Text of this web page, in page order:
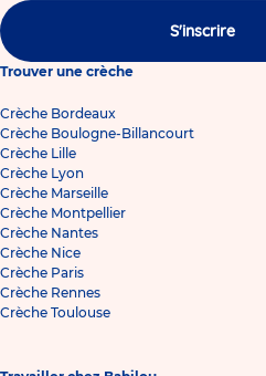
S'inscrire
Trouver une crèche
Crèche Bordeaux
Crèche Boulogne-Billancourt
Crèche Lille
Crèche Lyon
Crèche Marseille
Crèche Montpellier
Crèche Nantes
Crèche Nice
Crèche Paris
Crèche Rennes
Crèche Toulouse